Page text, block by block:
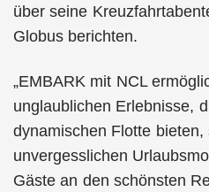
über seine
Globus berichten.
„EMBARK mit NCL
unglaublichen Erlebnisse,
dynamischen Flotte bieten,
unvergesslichen
Gäste an den schönsten